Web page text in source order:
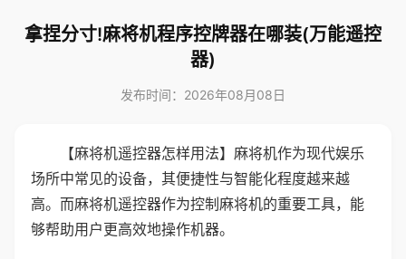
拿捏分寸!麻将机程序控牌器在哪装(万能遥控
器)
发布时间：2026年08月08日
【麻将机遥控器怎样用法】麻将机作为现代娱乐
场所中常见的设备，其便捷性与智能化程度越来越
高。而麻将机遥控器作为控制麻将机的重要工具，能
够帮助用户更高效地操作机器。